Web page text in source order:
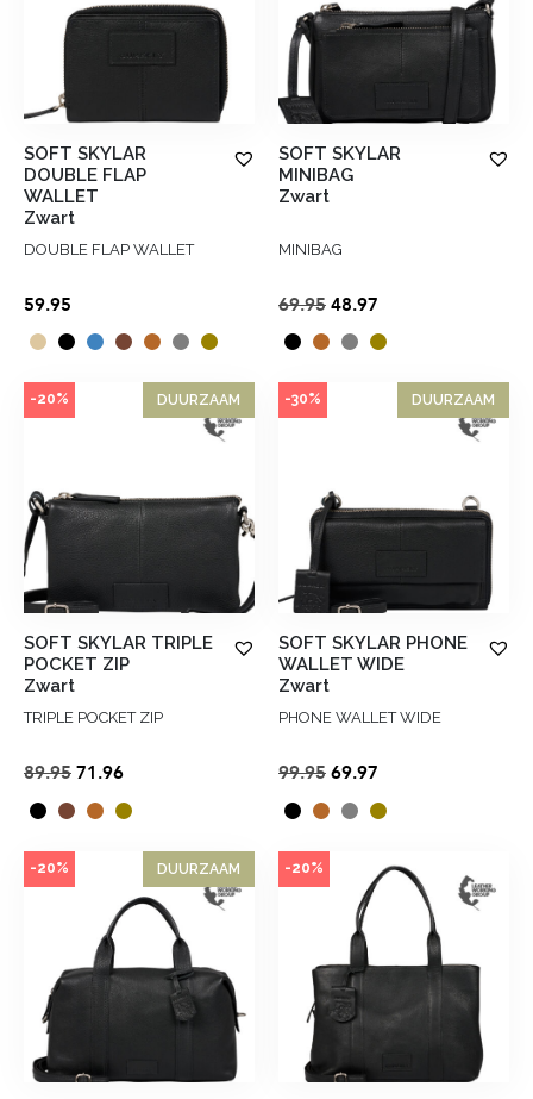
SOFT SKYLAR
DOUBLE FLAP
WALLET
Zwart
DOUBLE FLAP WALLET
59.95
SOFT SKYLAR
MINIBAG
Zwart
MINIBAG
69.95 Oorspronkelijke
prijs
was:
48.97
prijs
is:
€48.97.
DUURZAAM
-20%
SOFT SKYLAR TRIPLE
POCKET ZIP
Zwart
TRIPLE POCKET ZIP
89.95 Oorspronkelijke
prijs
was:
71.96Huidige
prijs
is:
€71.96.
DUURZAAM
-30%
SOFT SKYLAR PHONE
WALLET WIDE
Zwart
PHONE WALLET WIDE
99.95 Oorspronkelijke
prijs
was:
69.97
prijs
is:
DUURZAAM
-20% -20%